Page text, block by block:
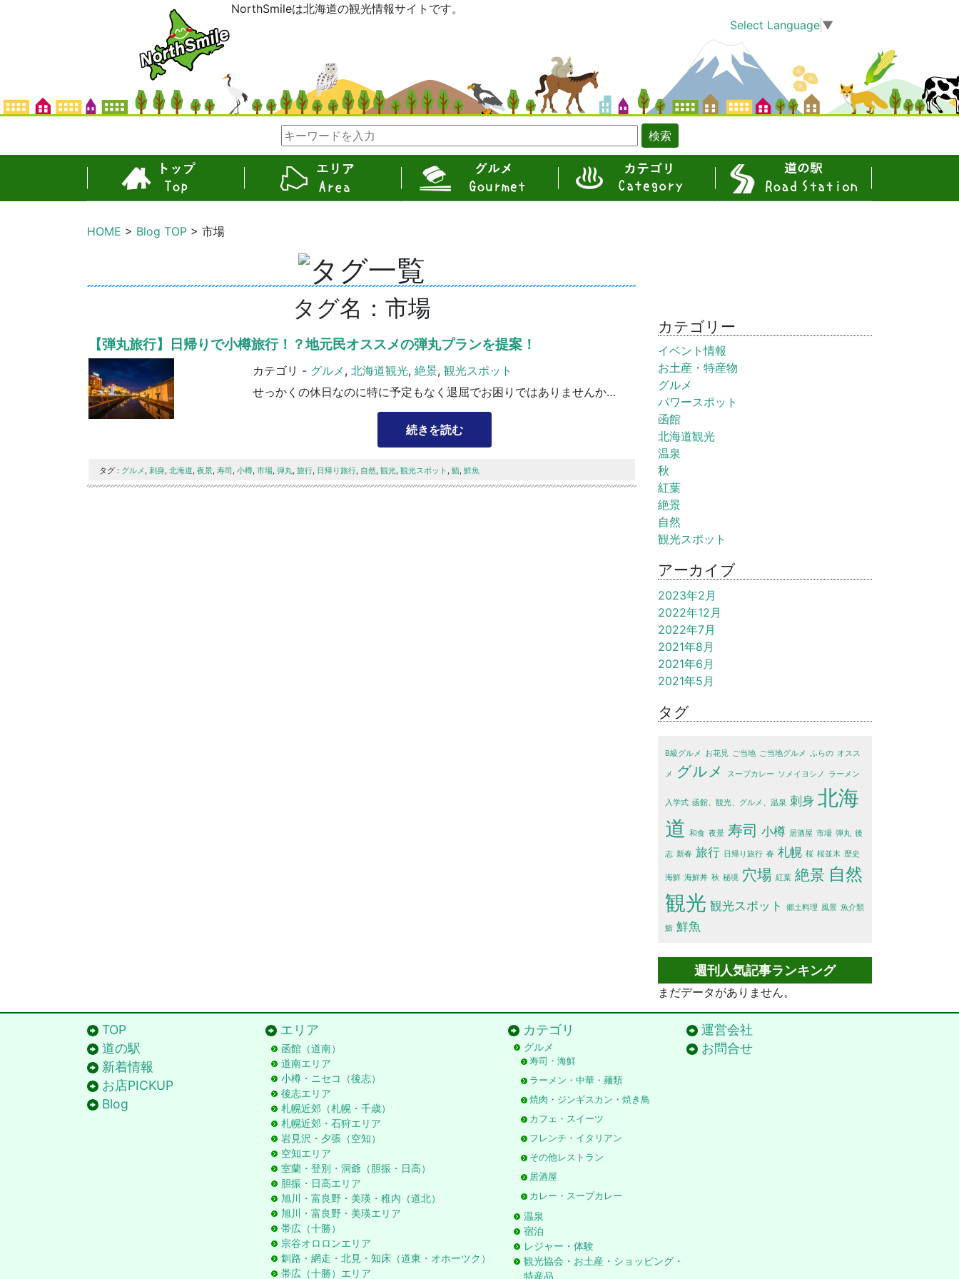
NorthSmileは北海道の観光情報サイトです。
Select Language ▼
検索
HOME
Blog TOP 市場
タグ名：市場
【弾丸旅行】日帰りで小樽旅行！？地元民オススメの弾丸プランを提案！
カテゴリ - グルメ , 北海道観光, 絶景, 観光スポット
せっかくの休日なのに特に予定もなく退屈でお困りではありませんか？日本国内には日帰りで旅行ができちゃう観光地が数多くありますが、今回は筆者の地元である小樽市の日帰りプランを記事にして...
続きを読む
タグ : グルメ 刺身 北海道 夜景 寿司 小樽 市場 弾丸 旅行 日帰り旅行 自然 観光 観光スポット 鮨 鮮魚
カテゴリー
イベント情報
お土産・特産物
グルメ
パワースポット
函館
北海道観光
温泉
秋
紅葉
絶景
自然
観光スポット
アーカイブ
2023年2月
2022年12月
2022年7月
2021年8月
2021年6月
2021年5月
タグ
B級グルメ お花見 ご当地 ご当地グルメ ふらの オスス
メ グルメ スープカレー ソメイヨシノ ラーメン
入学式 函館、観光、グルメ、温泉 刺身 北海
道 和食 夜景 寿司 小樽 居酒屋 市場 弾丸 後
志 新春 旅行 日帰り旅行 春 札幌 桜 桜並木 歴史
海鮮 海鮮丼 秋 秘境 穴場 紅葉 絶景 自然
観光 観光スポット 郷土料理 風景 魚介類
鮨 鮮魚
週刊人気記事ランキング
まだデータがありません。
TOP
道の駅
新着情報
お店PICKUP
Blog
エリア
函館（道南）
道南エリア
小樽・ニセコ（後志）
後志エリア
札幌近郊（札幌・千歳）
札幌近郊・石狩エリア
岩見沢・夕張（空知）
空知エリア
室蘭・登別・洞爺（胆振・日高）
胆振・日高エリア
旭川・富良野・美瑛・稚内（道北）
旭川・富良野・美瑛エリア
帯広（十勝）
宗谷オロロンエリア
釧路・網走・北見・知床（道東・オホーツク）
帯広（十勝）エリア
カテゴリ
グルメ
寿司・海鮮
ラーメン・中華・麺類
焼肉・ジンギスカン・焼き鳥
カフェ・スイーツ
フレンチ・イタリアン
その他レストラン
居酒屋
カレー・スープカレー
温泉
宿泊
レジャー・体験
観光協会・お土産・ショッピング・
特産品
運営会社
お問合せ